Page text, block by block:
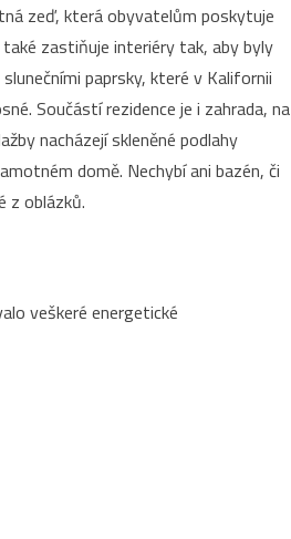
zeď, která obyvatelům poskytuje
zastiňuje interiéry tak, aby byly
paprsky, které v Kalifornii
Součástí rezidence je i zahrada, na
nacházejí skleněné podlahy
domě. Nechybí ani bazén, či
z oblázků.
veškeré energetické